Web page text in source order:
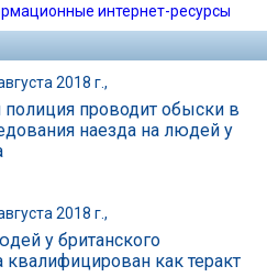
интернет-ресурсы
2018 г.,
полиция проводит обыски в
наезда на людей у
2018 г.,
у британского
квалифицирован как теракт